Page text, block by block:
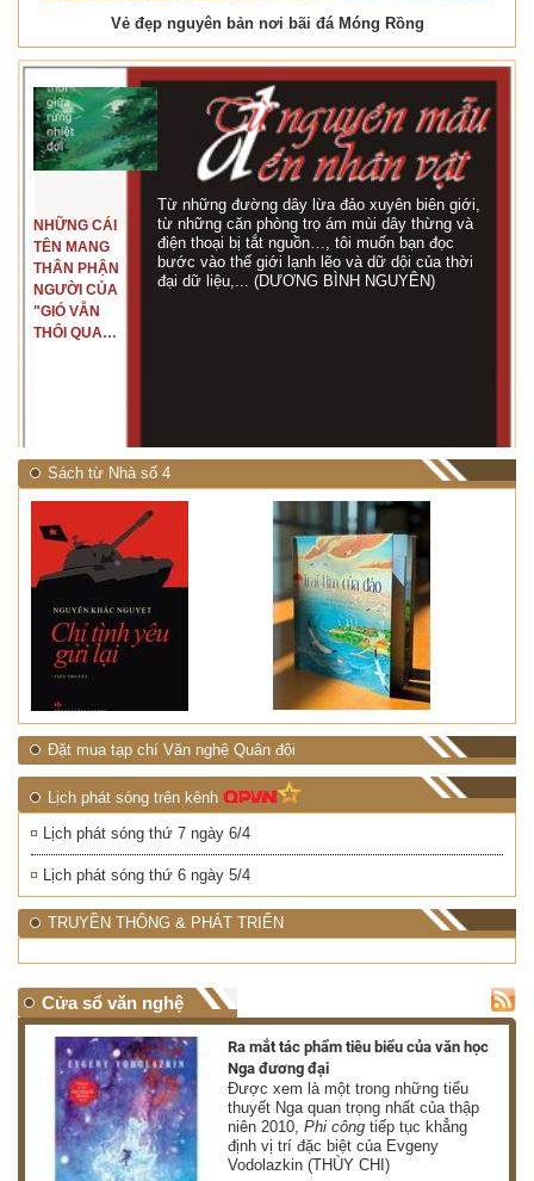
Vẻ đẹp nguyên bản nơi bãi đá Móng Rồng
NHỮNG CÁI
TÊN MANG
THÂN PHẬN
NGƯỜI CỦA
"GIÓ VẪN
THỔI QUA
Từ những đường dây lừa đảo xuyên biên giới,
từ những căn phòng trọ ám mùi dây thừng và
điện thoại bị tắt nguồn…, tôi muốn bạn đọc
bước vào thế giới lạnh lẽo và dữ dội của thời
đại dữ liệu,... (DƯƠNG BÌNH NGUYÊN)
Sách từ Nhà số 4
Đặt mua tạp chí Văn nghệ Quân đội
Lịch phát sóng trên kênh
Lịch phát sóng thứ 7 ngày 6/4
Lịch phát sóng thứ 6 ngày 5/4
TRUYỀN THÔNG & PHÁT TRIỂN
Cửa sổ văn nghệ
Ra mắt tác phẩm tiêu biểu của văn học
Nga đương đại
Được xem là một trong những tiểu
thuyết Nga quan trọng nhất của thập
niên 2010,Phi công tiếp tục khẳng
định vị trí đặc biệt của Evgeny
Vodolazkin (THÙY CHI)